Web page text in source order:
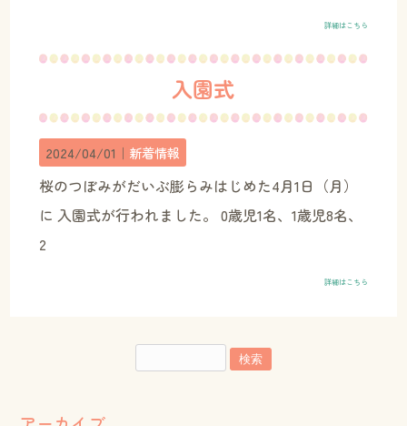
詳細はこちら
入園式
2024/04/01｜ 新着情報
桜のつぼみがだいぶ膨らみはじめた4月1日（月）
に 入園式が行われました。 0歳児1名、1歳児8名、
2
詳細はこちら